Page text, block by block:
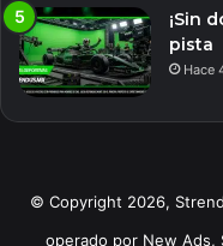
¡Sin
pista
Hace
© Copyright 2026,
operado por New Ads,